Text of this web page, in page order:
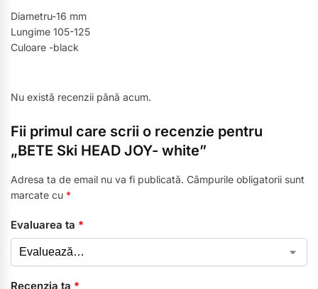
Diametru-16 mm
Lungime 105-125
Culoare -black
Nu există recenzii până acum.
Fii primul care scrii o recenzie pentru
„BETE Ski HEAD JOY- white”
Adresa ta de email nu va fi publicată. Câmpurile obligatorii sunt
marcate cu *
Evaluarea ta *
Recenzia ta *